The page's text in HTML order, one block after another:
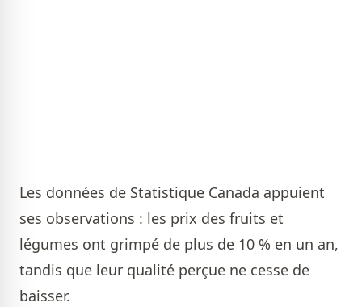
Les données de Statistique Canada appuient
ses observations : les prix des fruits et
légumes ont grimpé de plus de 10 % en un an,
tandis que leur qualité perçue ne cesse de
baisser.